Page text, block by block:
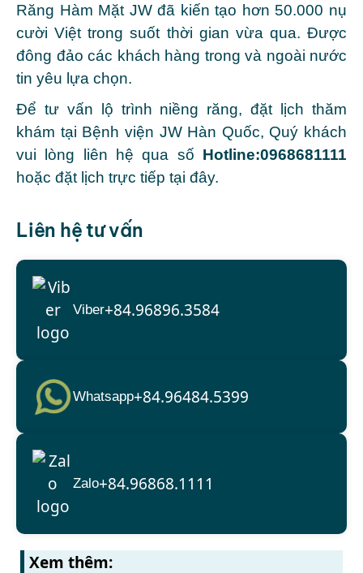
Răng Hàm Mặt JW đã kiến tạo hơn 50.000 nụ
cười Việt trong suốt thời gian vừa qua. Được
đông đảo các khách hàng trong và ngoài nước
tin yêu lựa chọn.
Để tư vấn lộ trình niềng răng, đặt lịch thăm
khám tại Bệnh viện JW Hàn Quốc, Quý khách
vui lòng liên hệ qua số Hotline:0968681111
hoặc đặt lịch trực tiếp tại đây.
Liên hệ tư vấn
Viber+84.96896.3584
Whatsapp+84.96484.5399
Zalo+84.96868.1111
Xem thêm: